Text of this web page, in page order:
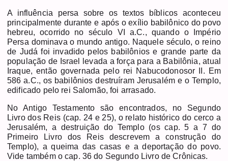
A influência persa sobre os textos bíblicos aconteceu
principalmente durante e após o exílio babilônico do povo
hebreu, ocorrido no século VI a.C., quando o Império
Persa dominava o mundo antigo. Naquele século, o reino
de Judá foi invadido pelos babilônios e grande parte da
população de Israel levada a força para a Babilônia, atual
Iraque, então governada pelo rei Nabucodonosor II. Em
586 a.C., os babilônios destruíram Jerusalém e o Templo,
edificado pelo rei Salomão, foi arrasado.
No Antigo Testamento são encontrados, no Segundo
Livro dos Reis (cap. 24 e 25), o relato histórico do cerco a
Jerusalém, a destruição do Templo (os cap. 5 a 7 do
Primeiro Livro dos Reis descrevem a construção do
Templo), a queima das casas e a deportação do povo.
Vide também o cap. 36 do Segundo Livro de Crônicas.